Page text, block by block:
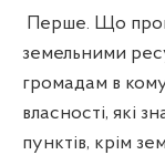
Перше. Що
земельними
громадам в
власності, які
пунктів, крім